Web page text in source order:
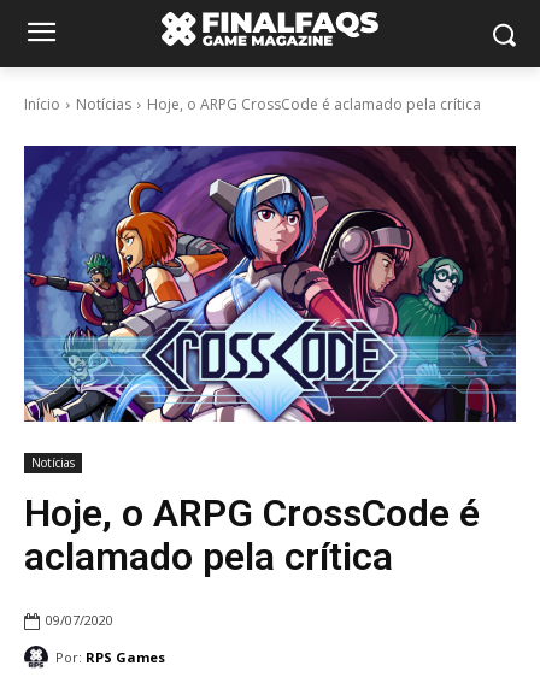
Início Notícias Hoje, o ARPG CrossCode é aclamado pela crítica
Notícias
Hoje, o ARPG CrossCode é
aclamado pela crítica
09/07/2020
Por: RPS Games